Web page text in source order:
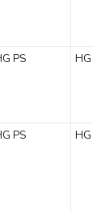
PS HG
PS HG